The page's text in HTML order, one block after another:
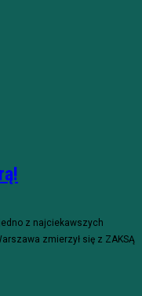
z najciekawszych
zmierzył się z ZAKSĄ